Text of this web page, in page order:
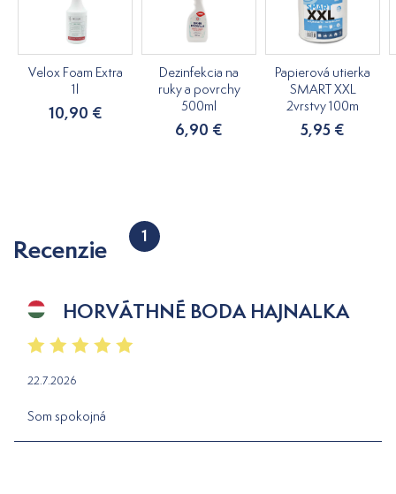
Velox Foam Extra
1l
10,90 €
Dezinfekcia na
ruky a povrchy
500ml
6,90 €
Papierová utierka
SMART XXL
2vrstvy 100m
5,95 €
Recenzie 1
HORVÁTHNÉ BODA HAJNALKA
22.7.2026
Som spokojná